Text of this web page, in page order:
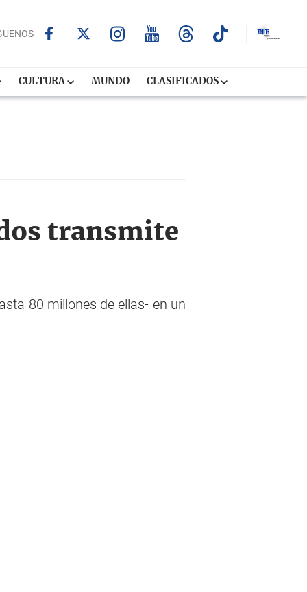
CULTURA MUNDO CLASIFICADOS
transmite
80 millones de ellas- en un